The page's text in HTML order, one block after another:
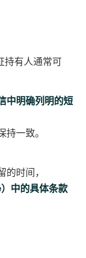
持有人通常可
中明确列明的短
一致。
时间，
中的具体条款